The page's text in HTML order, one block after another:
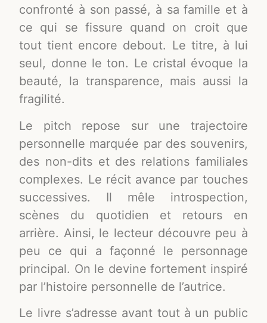
confronté à son passé, à sa famille et à
ce qui se fissure quand on croit que
tout tient encore debout. Le titre, à lui
seul, donne le ton. Le cristal évoque la
beauté, la transparence, mais aussi la
fragilité.
Le pitch repose sur une trajectoire
personnelle marquée par des souvenirs,
des non-dits et des relations familiales
complexes. Le récit avance par touches
successives. Il mêle introspection,
scènes du quotidien et retours en
arrière. Ainsi, le lecteur découvre peu à
peu ce qui a façonné le personnage
principal. On le devine fortement inspiré
par l’histoire personnelle de l’autrice.
Le livre s’adresse avant tout à un public